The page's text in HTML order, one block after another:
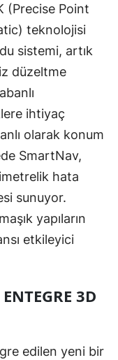
Yozgat
Zonguldak
Bayburt
Karaman
Kırıkkale
Batman
Şırnak
(Precise Point
teknolojisi
sistemi, artık
düzeltme
ihtiyaç
olarak konum
SmartNav,
hata
sunuyor.
yapıların
etkileyici
3D
edilen yeni bir